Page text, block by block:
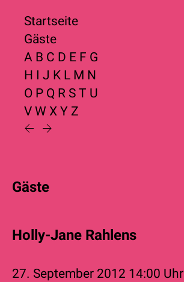
Startseite
Gäste
A B C D E F G
H I J K L M N
O P Q R S T U
V W X Y Z
Gäste
Holly-Jane Rahlens
27. September 2012 14:00 Uhr